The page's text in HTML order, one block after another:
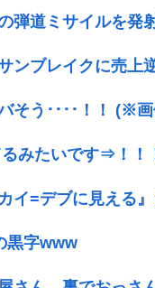
弾道ミサイルを発
ンブレイクに売上
そう････！！ (※
みたいです⇒！！
イ=デブに見える
黒字www